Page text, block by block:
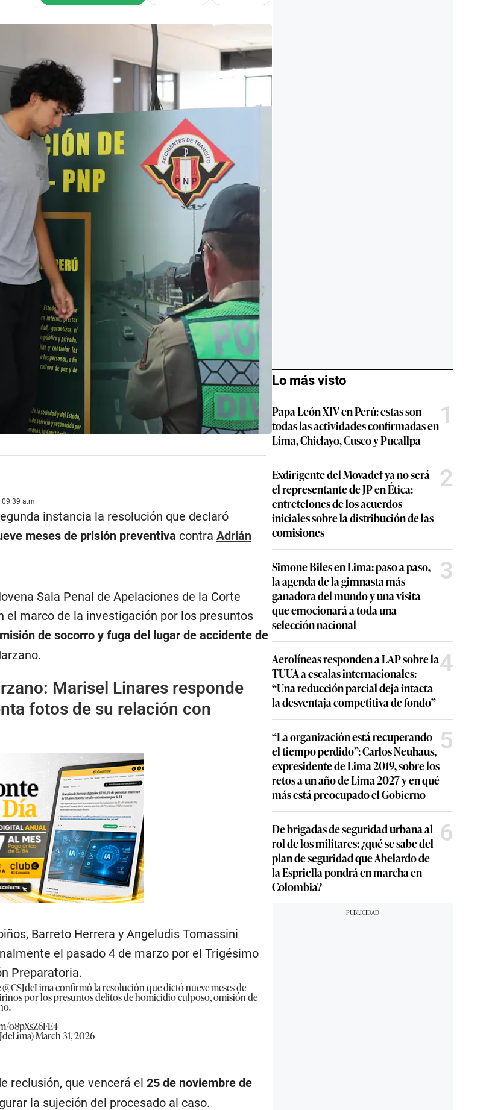
a.m.
instancia la resolución que declaró
meses de prisión preventiva contra Adrián
Sala Penal de Apelaciones de la Corte
el marco de la investigación por los presuntos
de socorro y fuga del lugar de accidente de
Marisel Linares responde
fotos de su relación con
Barreto Herrera y Angeludis Tomassini
el pasado 4 de marzo por el Trigésimo
Preparatoria.
@CSJdeLimaconfirmó la resolución que dictó nueve meses de
por los presuntos delitos de homicidio culposo, omisión de
o8pXsZ6FE4
March 31, 2026
reclusión, que vencerá el 25 de noviembre de
la sujeción del procesado al caso.
Lo más visto
Papa León XIV en Perú: estas son
todas las actividades confirmadas en
Lima, Chiclayo, Cusco y Pucallpa
1
Exdirigente del Movadef ya no será
el representante de JP en Ética:
entretelones de los acuerdos
iniciales sobre la distribución de las
comisiones
2
Simone Biles en Lima: paso a paso,
la agenda de la gimnasta más
ganadora del mundo y una visita
que emocionará a toda una
selección nacional
3
Aerolíneas responden a LAP sobre la
TUUA a escalas internacionales:
“Una reducción parcial deja intacta
la desventaja competitiva de fondo”
4
“La organización está recuperando
el tiempo perdido”: Carlos Neuhaus,
expresidente de Lima 2019, sobre los
retos a un año de Lima 2027 y en qué
más está preocupado el Gobierno
5
De brigadas de seguridad urbana al
rol de los militares: ¿qué se sabe del
plan de seguridad que Abelardo de
la Espriella pondrá en marcha en
Colombia?
6